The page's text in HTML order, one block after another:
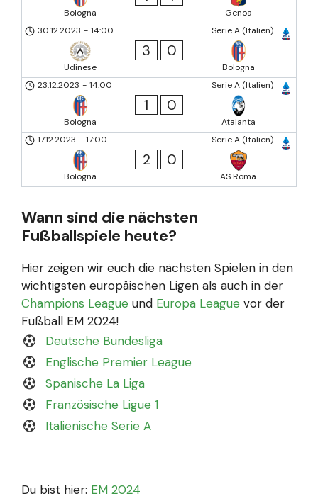
Bologna
Genoa
Serie A (Italien)
30.12.2023 - 14:00
Udinese
3 0
Bologna
Serie A (Italien)
23.12.2023 - 14:00
Bologna
1 0
Atalanta
Serie A (Italien)
17.12.2023 - 17:00
Bologna
2 0
AS Roma
Wann sind die nächsten
Fußballspiele heute?
Hier zeigen wir euch die nächsten Spielen in den
wichtigsten europäischen Ligen als auch in der
Champions League und Europa League vor der
Fußball EM 2024!
Deutsche Bundesliga
Englische Premier League
Spanische La Liga
Französische Ligue 1
Italienische Serie A
Du bist hier: EM 2024